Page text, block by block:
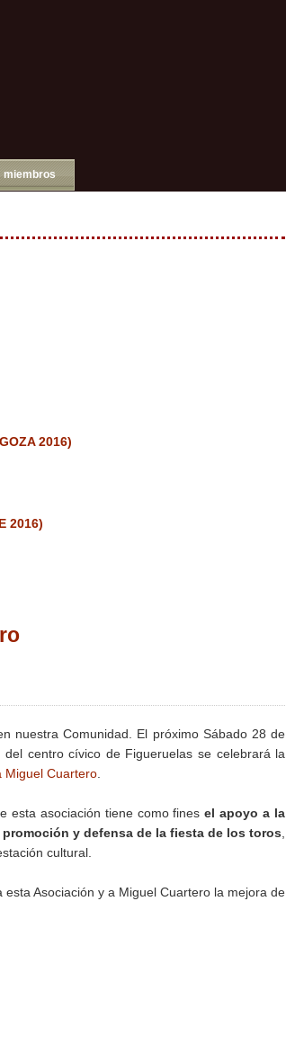
miembros
2016)
2016)
nuestra Comunidad. El próximo Sábado 28 de
centro cívico de Figueruelas se celebrará la
Miguel Cuartero
esta asociación tiene como finesel apoyo a la
y defensa de la fiesta de los toros
cultural.
Asociación y a Miguel Cuartero la mejora de